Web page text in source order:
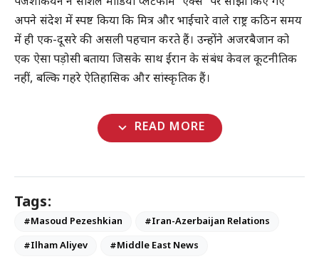
अपने संदेश में स्पष्ट किया कि मित्र और भाईचारे वाले राष्ट्र कठिन समय
में ही एक-दूसरे की असली पहचान करते हैं। उन्होंने अजरबैजान को
एक ऐसा पड़ोसी बताया जिसके साथ ईरान के संबंध केवल कूटनीतिक
नहीं, बल्कि गहरे ऐतिहासिक और सांस्कृतिक हैं।
expand_more READ MORE
Tags:
#Masoud Pezeshkian
#Iran-Azerbaijan Relations
#Ilham Aliyev
#Middle East News